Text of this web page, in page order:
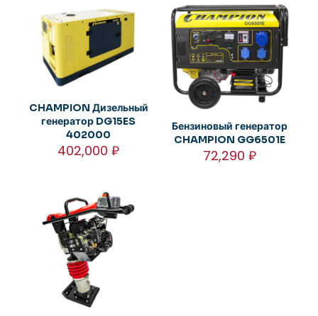
CHAMPION Дизельный
генератор DG15ES
402000
402,000₽
Бензиновый генератор
CHAMPION GG6501E
72,290 ₽